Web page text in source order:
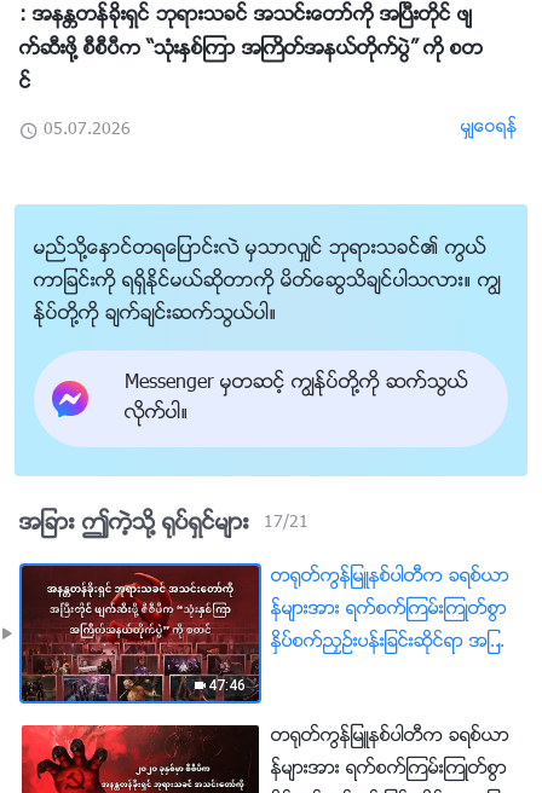
: အနႏၲတန္ခိုးရွင္ ဘုရားသခင္ အသင္းေတာ္ကို အၿပီးတိုင္ ဖ်
က္ဆီးဖို႔ စီစီပီက “သုံးႏွစ္ၾကာ အႀကိတ္အနယ္တိုက္ပြဲ” ကို စတ
င္
05.07.2026 မွ်ေဝရန္
မည္သို႔ေႏွာင္တရေျပာင္းလဲ မွသာလွ်င္ ဘုရားသခင္၏ ကြယ္
ကာျခင္းကို ရရွိႏိုင္မယ္ဆိုတာကို မိတ္ေဆြသိခ်င္ပါသလား။ ကြၽ
န္ုပ္တို႔ကို ခ်က္ခ်င္းဆက္သြယ္ပါ။
Messenger မွတဆင့္ ကြၽန္ုပ္တို႔ကို ဆက္သြယ္
လိုက္ပါ။
အျခား ဤကဲ့သို႔ ႐ုပ္ရွင္မ်ား 17/21
47:46
တ႐ုတ္ကြန္ျမဴနစ္ပါတီက ခရစ္ယာ
န္မ်ားအား ရက္စက္ၾကမ္းၾကဳတ္စြာ
ႏွိပ္စက္ညႇဥ္းပန္းျခင္းဆိုင္ရာ အျဖစ္
ပီးတိုင္ ဖ်က္ဆီးဖို႔ စီစီပီက “သုံးႏွစ္ၾ
ကာ အႀကိတ္အနယ္တိုက္ပြဲ” ကို စ
တ႐ုတ္ကြန္ျမဴနစ္ပါတီက ခရစ္ယာ
န္မ်ားအား ရက္စက္ၾကမ္းၾကဳတ္စြာ